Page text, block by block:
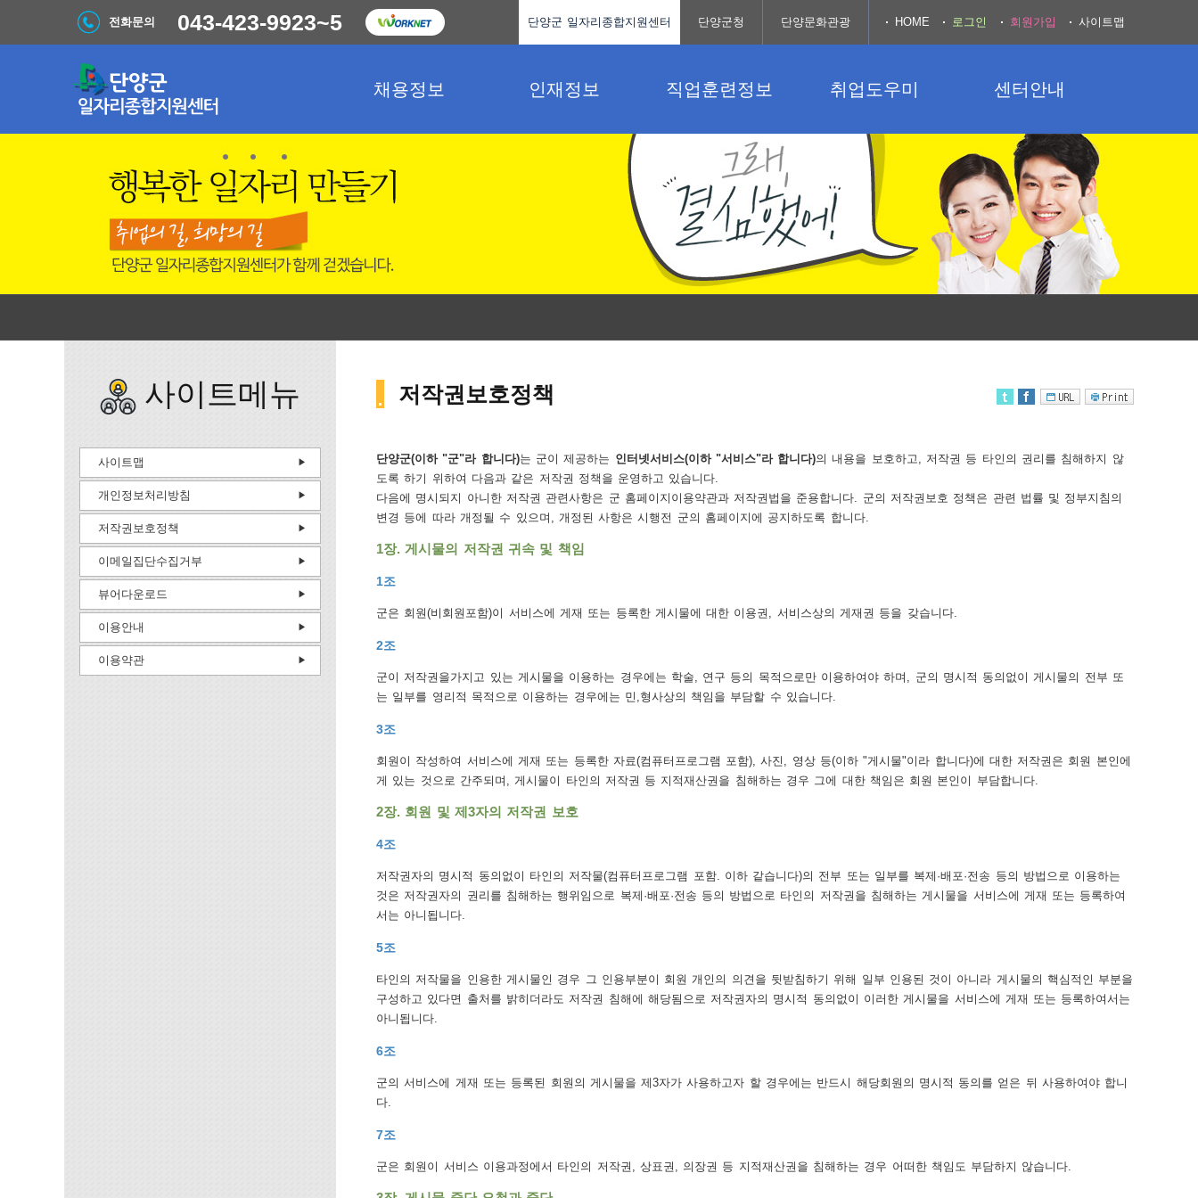
채용정보 인재정보 직업훈련정보 취업도우미 센터안내
전화문의 043-423-9923~5 단양군 일자리종합지원센터 단양군청 단양문화관광 HOME 로그인 회원가입 사이트맵
저작권보호정책
단양군(이하 "군"라 합니다)는 군이 제공하는 인터넷서비스(이하 "서비스"라 합니다)의 내용을 보호하고, 저작권 등 타인의 권리를 침해하지 않
도록 하기 위하여 다음과 같은 저작권 정책을 운영하고 있습니다.
다음에 명시되지 아니한 저작권 관련사항은 군 홈페이지이용약관과 저작권법을 준용합니다. 군의 저작권보호 정책은 관련 법률 및 정부지침의
변경 등에 따라 개정될 수 있으며, 개정된 사항은 시행전 군의 홈페이지에 공지하도록 합니다.
1장. 게시물의 저작권 귀속 및 책임
1조
군은 회원(비회원포함)이 서비스에 게재 또는 등록한 게시물에 대한 이용권, 서비스상의 게재권 등을 갖습니다.
2조
군이 저작권을가지고 있는 게시물을 이용하는 경우에는 학술, 연구 등의 목적으로만 이용하여야 하며, 군의 명시적 동의없이 게시물의 전부 또
는 일부를 영리적 목적으로 이용하는 경우에는 민,형사상의 책임을 부담할 수 있습니다.
3조
회원이 작성하여 서비스에 게재 또는 등록한 자료(컴퓨터프로그램 포함), 사진, 영상 등(이하 "게시물"이라 합니다)에 대한 저작권은 회원 본인에
게 있는 것으로 간주되며, 게시물이 타인의 저작권 등 지적재산권을 침해하는 경우 그에 대한 책임은 회원 본인이 부담합니다.
2장. 회원 및 제3자의 저작권 보호
4조
저작권자의 명시적 동의없이 타인의 저작물(컴퓨터프로그램 포함. 이하 같습니다)의 전부 또는 일부를 복제·배포·전송 등의 방법으로 이용하는
것은 저작권자의 권리를 침해하는 행위임으로 복제·배포·전송 등의 방법으로 타인의 저작권을 침해하는 게시물을 서비스에 게재 또는 등록하여
서는 아니됩니다.
5조
타인의 저작물을 인용한 게시물인 경우 그 인용부분이 회원 개인의 의견을 뒷받침하기 위해 일부 인용된 것이 아니라 게시물의 핵심적인 부분을
구성하고 있다면 출처를 밝히더라도 저작권 침해에 해당됨으로 저작권자의 명시적 동의없이 이러한 게시물을 서비스에 게재 또는 등록하여서는
아니됩니다.
6조
군의 서비스에 게재 또는 등록된 회원의 게시물을 제3자가 사용하고자 할 경우에는 반드시 해당회원의 명시적 동의를 얻은 뒤 사용하여야 합니
다.
7조
군은 회원이 서비스 이용과정에서 타인의 저작권, 상표권, 의장권 등 지적재산권을 침해하는 경우 어떠한 책임도 부담하지 않습니다.
사이트메뉴
사이트맵
개인정보처리방침
저작권보호정책
이메일집단수집거부
뷰어다운로드
이용안내
이용약관